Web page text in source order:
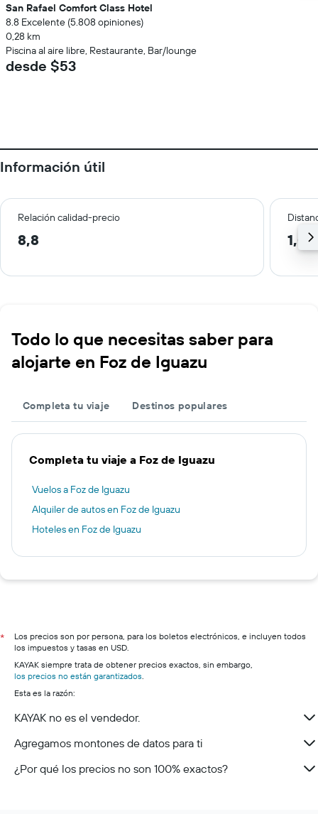
San Rafael Comfort Class Hotel
8.8 Excelente (5.808 opiniones)
0,28 km
Piscina al aire libre, Restaurante, Bar/lounge
desde $53
Información útil
Relación calidad-precio
8,8 1,0
Todo lo que necesitas saber para
alojarte en Foz de Iguazu
Completa tu viaje Destinos populares
Completa tu viaje a Foz de Iguazu
Vuelos a Foz de Iguazu
Alquiler de autos en Foz de Iguazu
Hoteles en Foz de Iguazu
*
Los precios son por persona, para los boletos electrónicos, e incluyen todos
los impuestos y tasas en USD.
KAYAK siempre trata de obtener precios exactos, sin embargo,
los precios no están garantizados.
Esta es la razón:
KAYAK no es el vendedor.
Agregamos montones de datos para ti
¿Por qué los precios no son 100% exactos?